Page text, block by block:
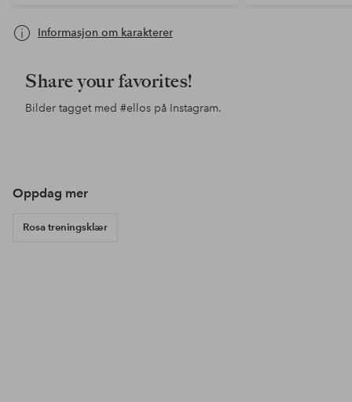
Informasjon om karakterer
Share your favorites!
Bilder tagget med #ellos på Instagram.
Oppdag mer
Rosa treningsklær